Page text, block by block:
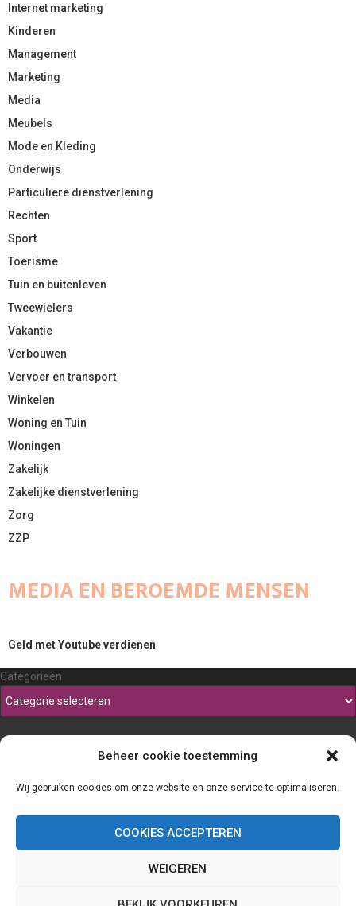
Beheer cookie toestemming
Wij gebruiken cookies om onze website en onze service te optimaliseren.
COOKIES ACCEPTEREN
WEIGEREN
Internet marketing
Kinderen
Management
Marketing
Media
Meubels
Mode en Kleding
Onderwijs
Particuliere dienstverlening
Rechten
Sport
Toerisme
Tuin en buitenleven
Tweewielers
Vakantie
Verbouwen
Vervoer en transport
Winkelen
Woning en Tuin
Woningen
Zakelijk
Zakelijke dienstverlening
Zorg
ZZP
MEDIA EN BEROEMDE MENSEN
Geld met Youtube verdienen
Categorieën
@2023 - www.Thefineliner.be. All Right Reserved.